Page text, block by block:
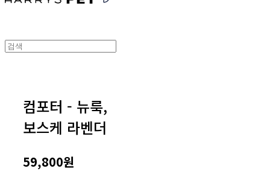
컴포터 - 뉴룩,
보스케 라벤더
59,800원